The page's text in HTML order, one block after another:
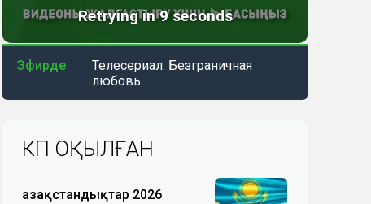
Эфирде
Телесериал. Безграничная
любовь
КӨП ОҚЫЛҒАН
Қазақстандықтар 2026